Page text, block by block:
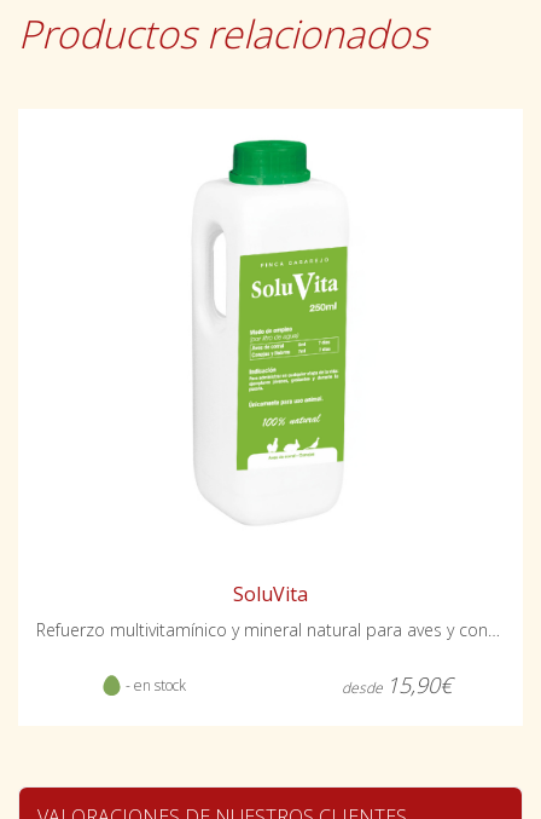
Productos relacionados
SoluVita
- en stock desde 15,90€